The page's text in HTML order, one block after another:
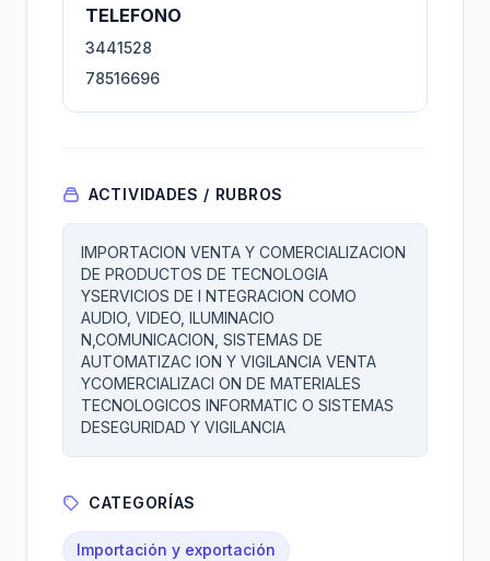
TELEFONO
3441528
78516696
ACTIVIDADES / RUBROS
IMPORTACION VENTA Y COMERCIALIZACION
DE PRODUCTOS DE TECNOLOGIA
YSERVICIOS DE I NTEGRACION COMO
AUDIO, VIDEO, ILUMINACIO
N,COMUNICACION, SISTEMAS DE
AUTOMATIZAC ION Y VIGILANCIA VENTA
YCOMERCIALIZACI ON DE MATERIALES
TECNOLOGICOS INFORMATIC O SISTEMAS
DESEGURIDAD Y VIGILANCIA
CATEGORÍAS
Importación y exportación